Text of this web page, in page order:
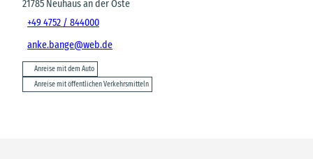
21785 Neuhaus an der Oste
+49 4752 / 844000
anke.bange@web.de
Anreise mit dem Auto
Anreise mit öffentlichen Verkehrsmitteln